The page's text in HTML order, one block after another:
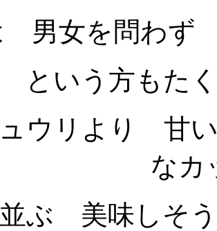
男女を問わず
という方もた
ウリより 甘
なカ
ぶ 美味しそ